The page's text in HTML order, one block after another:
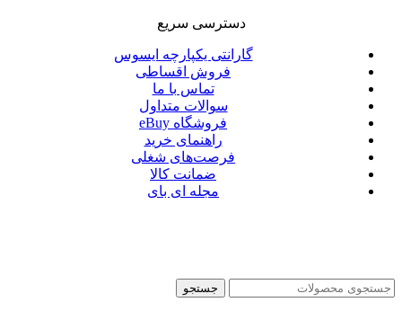
دسترسی سریع
گارانتی یکپارچه ایسوس
فروش اقساطی
تماس با ما
سوالات متداول
فروشگاه eBuy
راهنمای خرید
فرصت‌های شغلی
ضمانت کالا
مجله ای بای
جستجو